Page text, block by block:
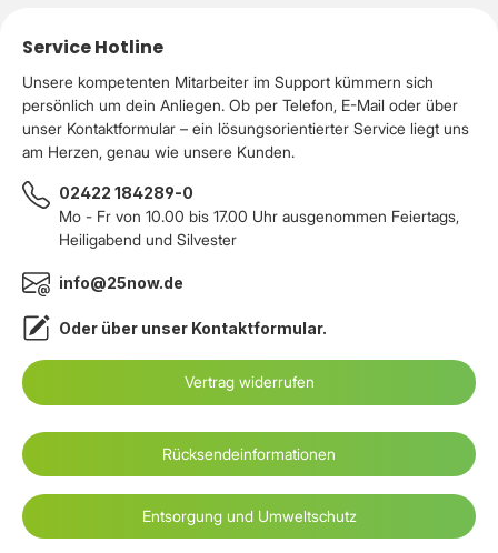
Service Hotline
Unsere kompetenten Mitarbeiter im Support kümmern sich
persönlich um dein Anliegen. Ob per Telefon, E-Mail oder über
unser Kontaktformular – ein lösungsorientierter Service liegt uns
am Herzen, genau wie unsere Kunden.
02422 184289-0
Mo - Fr von 10.00 bis 17.00 Uhr ausgenommen Feiertags,
Heiligabend und Silvester
info@25now.de
Oder über unser Kontaktformular.
Vertrag widerrufen
Rücksendeinformationen
Entsorgung und Umweltschutz